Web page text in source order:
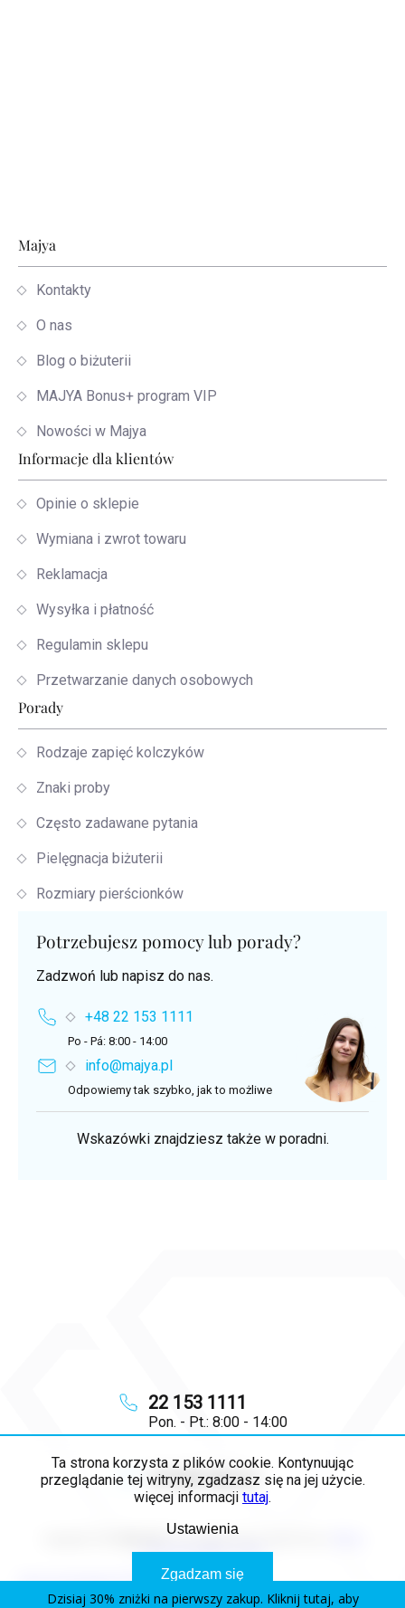
Ta strona korzysta z plików cookie. Kontynuując
przeglądanie tej witryny, zgadzasz się na jej użycie.
więcej informacji tutaj.
Ustawienia
Zgadzam się
Stopka
info@ majya.pl
22 153 1111
Pon. - Pt.: 8:00 - 14:00
Majya
Kontakty
O nas
Blog o biżuterii
MAJYA Bonus+ program VIP
Nowości w Majya
Informacje dla klientów
Opinie o sklepie
Wymiana i zwrot towaru
Reklamacja
Wysyłka i płatność
Regulamin sklepu
Przetwarzanie danych osobowych
Porady
Rodzaje zapięć kolczyków
Znaki proby
Często zadawane pytania
Pielęgnacja biżuterii
Rozmiary pierścionków
Potrzebujesz pomocy lub porady?
Zadzwoń lub napisz do nas.
+48 22 153 1111
Po - Pá: 8:00 - 14:00
info@majya.pl
Odpowiemy tak szybko, jak to możliwe
Wskazówki znajdziesz także w poradni.
Opracował Shoptet Premium
ustawienia plików cookie
Dzisiaj 30% zniżki na pierwszy zakup. Kliknij tutaj, aby